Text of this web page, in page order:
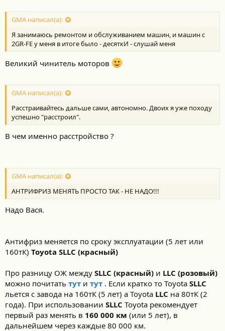
GMA написал(а):
Я занимаюсь ремонтом и обслуживанием машин, и машин с
2GR-FE у меня в итоге было - десяткИ - слушай меня
Великий чинитель моторов
GMA написал(а):
Расстраивайтесь дальше сами, автономно. Двоих я уже походу
успешно "расстроил".
В чем именно расстройство ?
GMA написал(а):
АНТРИФРИЗ МЕНЯТЬ ПРОСТО ТАК - НЕ НАДО!!!
Надо Вася.
Антифриз меняется по сроку эксплуатации (5 лет или
160тК) Toyota SLLC (красный)
Про разницу ОЖ между SLLC (красный) и LLC (розовый)
можно почитать тут и тут . Если кратко то Toyota SLLC
льется с завода на 160тК (5 лет) а Toyota LLС на 80тК (2
года). При использовании SLLC Toyota рекомендует
первый раз менять в 160 000 км (или 5 лет), в
дальнейшем через каждые 80 000 км.